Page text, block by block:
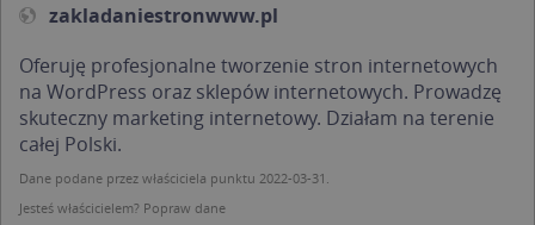
zakladaniestronwww.pl
Oferuję profesjonalne tworzenie stron internetowych
na WordPress oraz sklepów internetowych. Prowadzę
skuteczny marketing internetowy. Działam na terenie
całej Polski.
Dane podane przez właściciela punktu 2022-03-31.
Jesteś właścicielem? Popraw dane